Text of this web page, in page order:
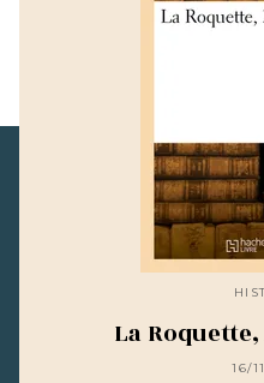
La Roquette,
16/